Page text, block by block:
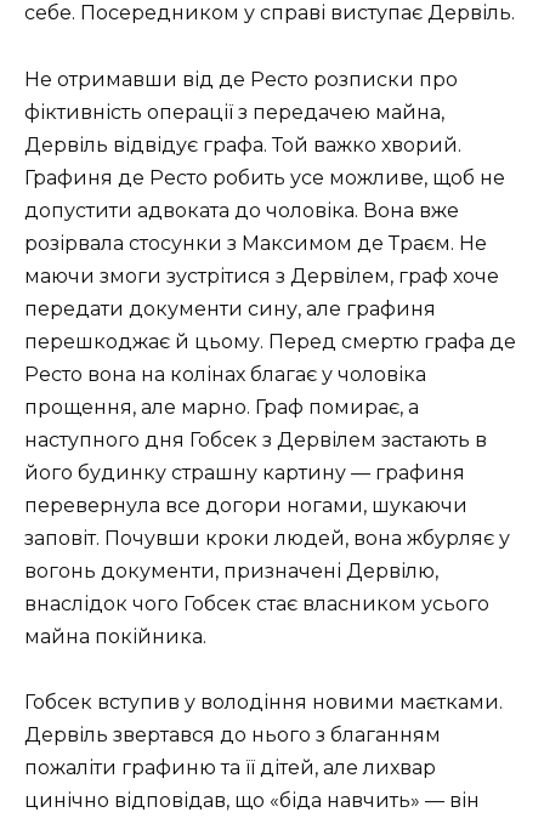
себе. Посередником у справі виступає Дервіль.
Не отримавши від де Ресто розписки про
фіктивність операції з передачею майна,
Дервіль відвідує графа. Той важко хворий.
Графиня де Ресто робить усе можливе, щоб не
допустити адвоката до чоловіка. Вона вже
розірвала стосунки з Максимом де Траєм. Не
маючи змоги зустрітися з Дервілем, граф хоче
передати документи сину, але графиня
перешкоджає й цьому. Перед смертю графа де
Ресто вона на колінах благає у чоловіка
прощення, але марно. Граф помирає, а
наступного дня Гобсек з Дервілем застають в
його будинку страшну картину — графиня
перевернула все догори ногами, шукаючи
заповіт. Почувши кроки людей, вона жбурляє у
вогонь документи, призначені Дервілю,
внаслідок чого Гобсек стає власником усього
майна покійника.
Гобсек вступив у володіння новими маєтками.
Дервіль звертався до нього з благанням
пожаліти графиню та її дітей, але лихвар
цинічно відповідав, що «біда навчить» — він